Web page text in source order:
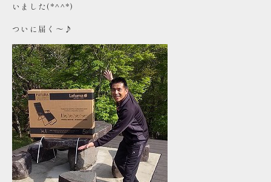
いました(*^^*)
ついに届く～♪